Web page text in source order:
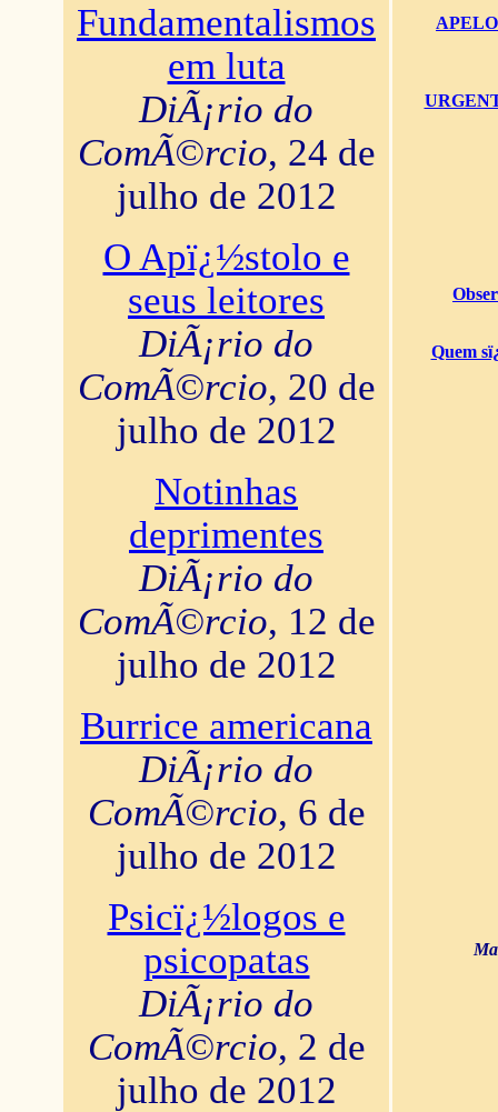
Fundamentalismos
em luta
DiÃ¡rio do
ComÃ©rcio, 24 de
julho de 2012
O Apï¿½stolo e
seus leitores
DiÃ¡rio do
ComÃ©rcio, 20 de
julho de 2012
Notinhas
deprimentes
DiÃ¡rio do
ComÃ©rcio, 12 de
julho de 2012
Burrice americana
DiÃ¡rio do
ComÃ©rcio, 6 de
julho de 2012
Psicï¿½logos e
psicopatas
DiÃ¡rio do
ComÃ©rcio, 2 de
julho de 2012
Quem